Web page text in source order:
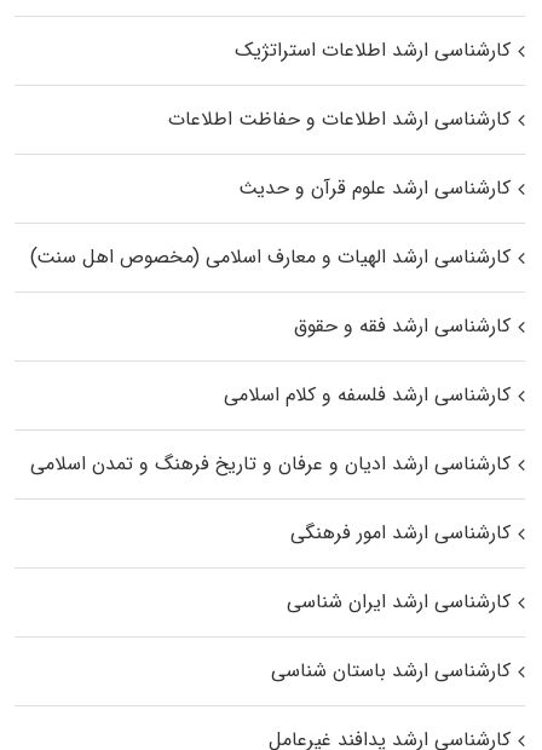
کارشناسی ارشد اطلاعات استراتژیک
کارشناسی ارشد اطلاعات و حفاظت اطلاعات
کارشناسی ارشد علوم قرآن و حدیث
کارشناسی ارشد الهیات و معارف اسلامی (مخصوص اهل سنت)
کارشناسی ارشد فقه و حقوق
کارشناسی ارشد فلسفه و کلام اسلامی
کارشناسی ارشد ادیان و عرفان و تاریخ فرهنگ و تمدن اسلامی
کارشناسی ارشد امور فرهنگی
کارشناسی ارشد ایران شناسی
کارشناسی ارشد باستان شناسی
کارشناسی ارشد پدافند غیرعامل